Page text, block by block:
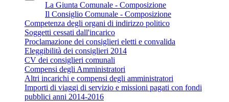
La Giunta Comunale - Composizione
Il Consiglio Comunale - Composizione
Competenza degli organi di indirizzo politico
Soggetti cessati dall'incarico
Proclamazione dei consiglieri eletti e convalida
Eleggibilità dei consiglieri 2014
CV dei consiglieri comunali
Compensi degli Amministratori
Altri incarichi e compensi degli amministratori
Importi di viaggi di servizio e missioni pagati con fondi
pubblici anni 2014-2016